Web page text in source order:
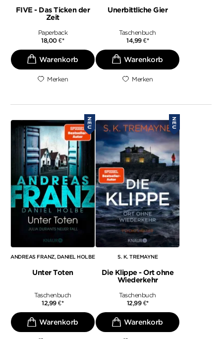
FIVE - Das Ticken der
Zeit
Paperback
18,00€*
Merken
Unerbittliche Gier
Taschenbuch
14,99€*
Merken
NEU
ANDREAS FRANZ DANIEL HOLBE
Unter Toten
Taschenbuch
12,99€*
NEU
S. K. TREMAYNE
Die Klippe - Ort ohne
Wiederkehr
Taschenbuch
12,99 €*